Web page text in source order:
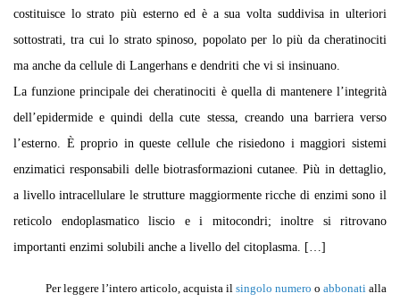
costituisce lo strato più esterno ed è a sua volta suddivisa in ulteriori
sottostrati, tra cui lo strato spinoso, popolato per lo più da cheratinociti
ma anche da cellule di Langerhans e dendriti che vi si insinuano.
La funzione principale dei cheratinociti è quella di mantenere l’integrità
dell’epidermide e quindi della cute stessa, creando una barriera verso
l’esterno. È proprio in queste cellule che risiedono i maggiori sistemi
enzimatici responsabili delle biotrasformazioni cutanee. Più in dettaglio,
a livello intracellulare le strutture maggiormente ricche di enzimi sono il
reticolo endoplasmatico liscio e i mitocondri; inoltre si ritrovano
importanti enzimi solubili anche a livello del citoplasma. […]
Per leggere l’intero articolo, acquista il singolo numero o abbonati alla